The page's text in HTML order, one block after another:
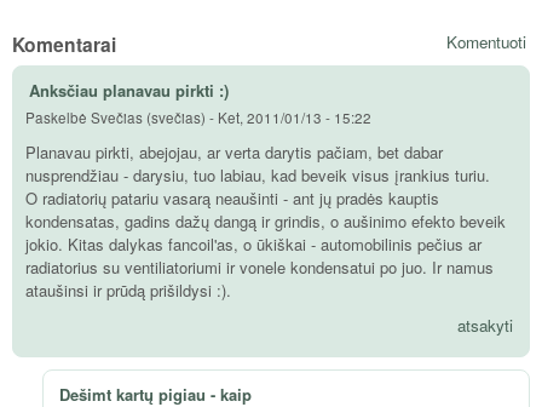
Komentuoti
Komentarai
Anksčiau planavau pirkti :)
Paskelbė Svečias (svečias) - Ket, 2011/01/13 - 15:22
Planavau pirkti, abejojau, ar verta darytis pačiam, bet dabar
nusprendžiau - darysiu, tuo labiau, kad beveik visus įrankius turiu.
O radiatorių patariu vasarą neaušinti - ant jų pradės kauptis
kondensatas, gadins dažų dangą ir grindis, o aušinimo efekto beveik
jokio. Kitas dalykas fancoil'as, o ūkiškai - automobilinis pečius ar
radiatorius su ventiliatoriumi ir vonele kondensatui po juo. Ir namus
ataušinsi ir prūdą prišildysi :).
atsakyti
Dešimt kartų pigiau - kaip